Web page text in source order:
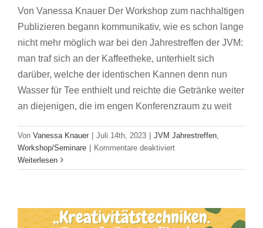
Von Vanessa Knauer Der Workshop zum nachhaltigen
Publizieren begann kommunikativ, wie es schon lange
nicht mehr möglich war bei den Jahrestreffen der JVM:
man traf sich an der Kaffeetheke, unterhielt sich
darüber, welche der identischen Kannen denn nun
Wasser für Tee enthielt und reichte die Getränke weiter
an diejenigen, die im engen Konferenzraum zu weit
Von Vanessa Knauer | Juli 14th, 2023 | JVM Jahrestreffen
Workshop/Seminare | Kommentare deaktiviertfür
zum
publizieren
–
Weiterlesen
Bericht zum Workshop
„Kreativitätstechniken. Tipps & Tricks für